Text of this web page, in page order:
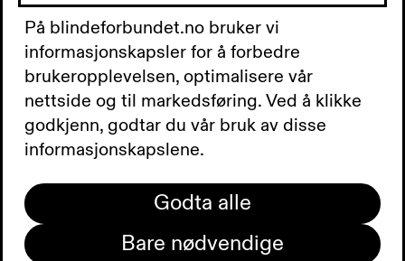
Treninger og medlemsmøter har utgangspunkt
i Norges Blindeforbunds aktivitetssenter i
Rasmus Meyers Allé 5 med oppstart klokken
18.00.
Medlemmer som kommer rett fra jobb kan få
tilbud om en matbit før treningen starter. Husk
å gi beskjed til Britt.
På blindeforbundet.no bruker vi
informasjonskapsler for å forbedre
brukeropplevelsen, optimalisere vår
nettside og til markedsføring. Ved å klikke
godkjenn, godtar du vår bruk av disse
informasjonskapslene.
Godta alle
Bare nødvendige